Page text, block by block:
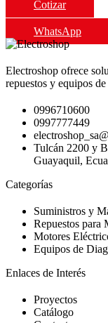
Cotizar
WhatsApp
Electroshop ofrece
repuestos y equipos
0996710600
0997777449
Tulcán 2200 y
Guayaquil,
Categorías
Suministros y
Repuestos para
Motores
Equipos de
Enlaces de Interés
Proyectos
Catálogo